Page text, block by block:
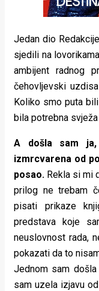
About
Urban
Magazin
Jedan dio
sjedili na
ambijent radnog
čehovljevski
Koliko smo puta
bila potrebna svježa
A došla sam ja,
izmrcvarena od
posao. Rekla si mi
prilog ne trebam
pisati prikaze
predstava koje
neuslovnost rada,
pokazati da to
Jednom sam
sam uzela izjavu